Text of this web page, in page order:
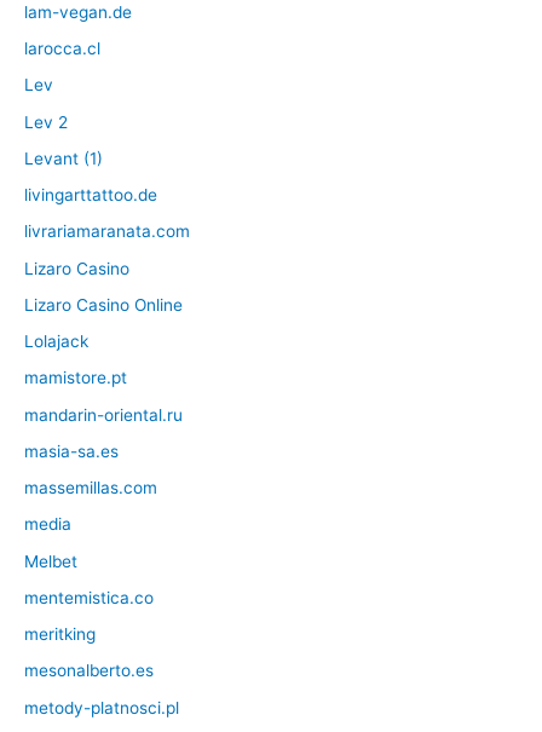
lam-vegan.de
larocca.cl
Lev
Lev 2
Levant (1)
livingarttattoo.de
livrariamaranata.com
Lizaro Casino
Lizaro Casino Online
Lolajack
mamistore.pt
mandarin-oriental.ru
masia-sa.es
massemillas.com
media
Melbet
mentemistica.co
meritking
mesonalberto.es
metody-platnosci.pl